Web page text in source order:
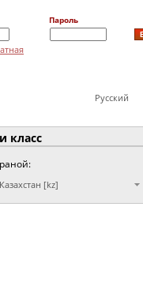
Пароль
Русский
класс
Казахстан [kz]